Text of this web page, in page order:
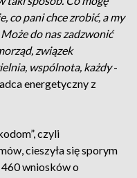
co pani chce zrobić, a my
do nas zadzwonić
związek
wspólnota, każdy-
energetyczny z
czyli
cieszyła się sporym
wniosków o